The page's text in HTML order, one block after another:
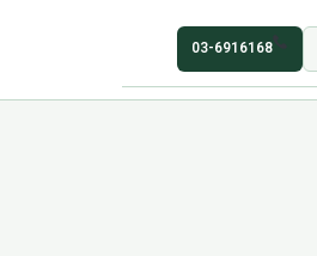
03-6916168